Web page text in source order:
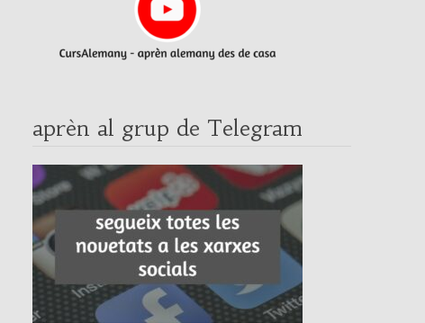
aprèn al grup de Telegram